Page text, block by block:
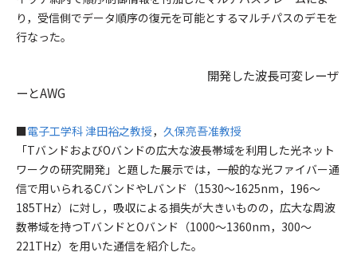
り，受信側でデータ順序の復元を可能とするマルチパスのデモを
行なった。
開発した波長可変レーザ
ーとAWG
■電子工学科 津田裕之教授， 久保亮吾准教授
「TバンドおよびOバンドの広大な波長帯域を利用した光ネット
ワークの研究開発」と題した展示では，一般的な光ファイバー通
信で用いられるCバンドやLバンド（1530～1625nm，196～
185THz）に対し，吸収による損失が大きいものの，広大な周波
数帯域を持つTバンドとOバンド（1000～1360nm，300～
221THz）を用いた通信を紹介した。